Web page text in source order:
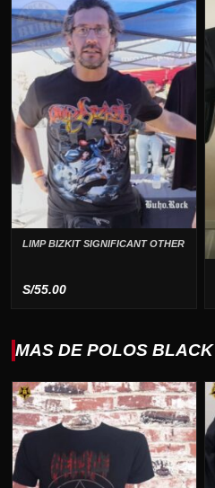
LIMP BIZKIT SIGNIFICANT OTHER
S/55.00
MAS DE POLOS BLACK